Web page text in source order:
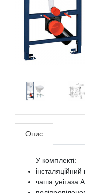
Опис
У комплекті:
чаша унітаза